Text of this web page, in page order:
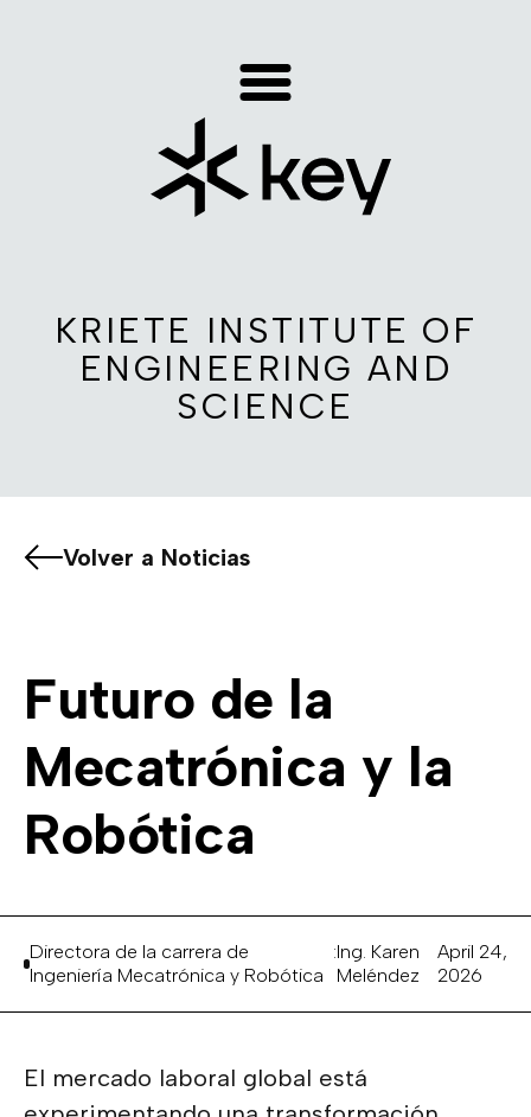
KRIETE INSTITUTE OF
ENGINEERING AND
SCIENCE
Volver a Noticias
Futuro de la
Mecatrónica y la
Robótica
Directora de la carrera de
Ingeniería Mecatrónica y Robótica
:Ing. Karen
Meléndez
April 24,
2026
El mercado laboral global está